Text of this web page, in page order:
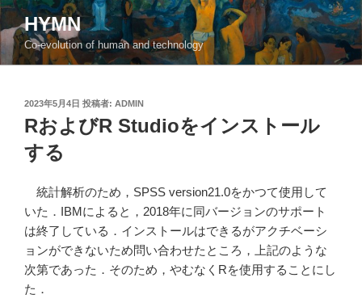
コ
ン
テ
ン
HYMN
Co-evolution of human and technology
投
稿
日:
2023年5月4日 投稿者: ADMIN
RおよびR Studioをインストール
する
統計解析のため，SPSS version21.0をかつて使用して
いた．IBMによると，2018年に同バージョンのサポート
は終了している．インストールはできるがアクチベーシ
ョンができないため問い合わせたところ，上記のような
次第であった．そのため，やむなくRを使用することにし
た．